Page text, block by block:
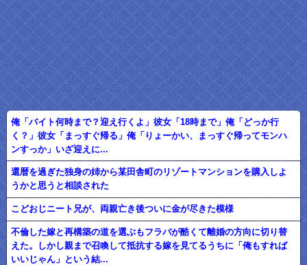
俺「バイト何時まで？迎え行くよ」彼女「18時まで」俺「どっか行
く？」彼女「まっすぐ帰る」俺「りょーかい、まっすぐ帰ってモンハ
ンすっか」いざ迎えに...
還暦を過ぎた独身の姉から某田舎町のリゾートマンションを購入しよ
うかと思うと相談された
こどおじニート兄が、両親亡き後ついに金が尽きた模様
不倫した嫁と再構築の道を選ぶもフラバが酷くて離婚の方向に切り替
えた。しかし親まで召喚して抵抗する嫁を見てるうちに「俺もすれば
いいじゃん」という結...